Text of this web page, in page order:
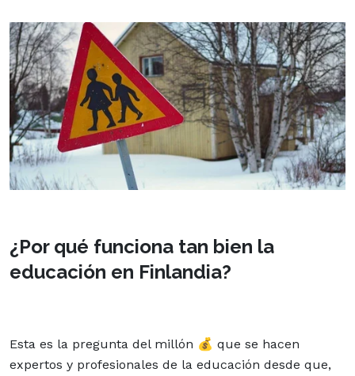
¿Por qué funciona tan bien la
educación en Finlandia?
Esta es la pregunta del millón 💰 que se hacen
expertos y profesionales de la educación desde que,